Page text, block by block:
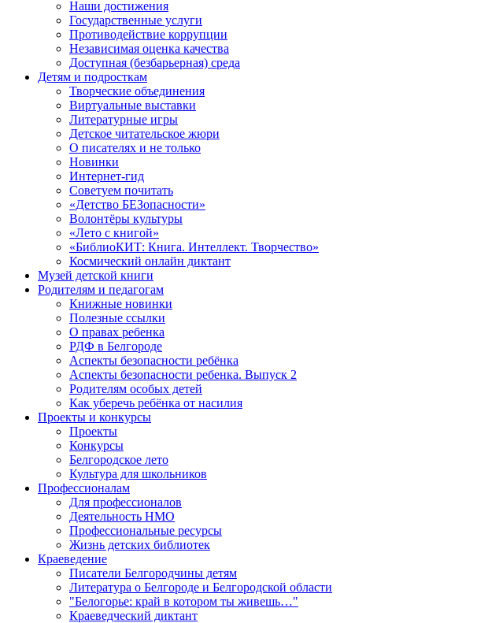
Наши достижения
Государственные услуги
Противодействие коррупции
Независимая оценка качества
Доступная (безбарьерная) среда
Детям и подросткам
Творческие объединения
Виртуальные выставки
Литературные игры
Детское читательское жюри
О писателях и не только
Новинки
Интернет-гид
Советуем почитать
«Детство БЕЗопасности»
Волонтёры культуры
«Лето с книгой»
«БиблиоКИТ: Книга. Интеллект. Творчество»
Космический онлайн диктант
Музей детской книги
Родителям и педагогам
Книжные новинки
Полезные ссылки
О правах ребенка
РДФ в Белгороде
Аспекты безопасности ребёнка
Аспекты безопасности ребенка. Выпуск 2
Родителям особых детей
Как уберечь ребёнка от насилия
Проекты и конкурсы
Проекты
Конкурсы
Белгородское лето
Культура для школьников
Профессионалам
Для профессионалов
Деятельность НМО
Профессиональные ресурсы
Жизнь детских библиотек
Краеведение
Писатели Белгородчины детям
Литература о Белгороде и Белгородской области
"Белогорье: край в котором ты живешь…"
Краеведческий диктант